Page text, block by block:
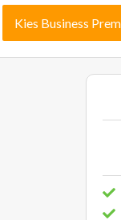
Kies Business